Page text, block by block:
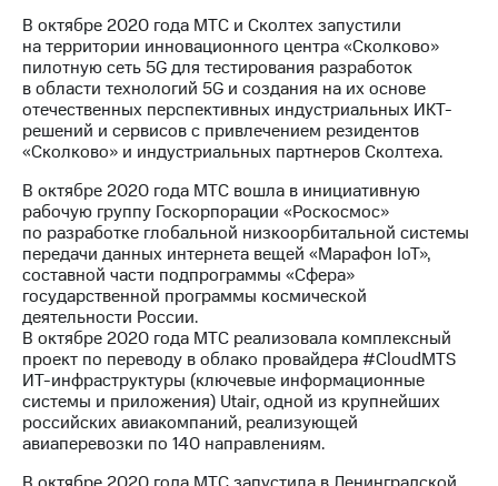
В октябре 2020 года МТС и Сколтех запустили
на территории инновационного центра «Сколково»
пилотную сеть 5G для тестирования разработок
в области технологий 5G и создания на их основе
отечественных перспективных индустриальных ИКТ-
решений и сервисов с привлечением резидентов
«Сколково» и индустриальных партнеров Сколтеха.
В октябре 2020 года МТС вошла в инициативную
рабочую группу Госкорпорации «Роскосмос»
по разработке глобальной низкоорбитальной системы
передачи данных интернета вещей «Марафон IoT»,
составной части подпрограммы «Сфера»
государственной программы космической
деятельности России.
В октябре 2020 года МТС реализовала комплексный
проект по переводу в облако провайдера #CloudMTS
ИТ-инфраструктуры (ключевые информационные
системы и приложения) Utair, одной из крупнейших
российских авиакомпаний, реализующей
авиаперевозки по 140 направлениям.